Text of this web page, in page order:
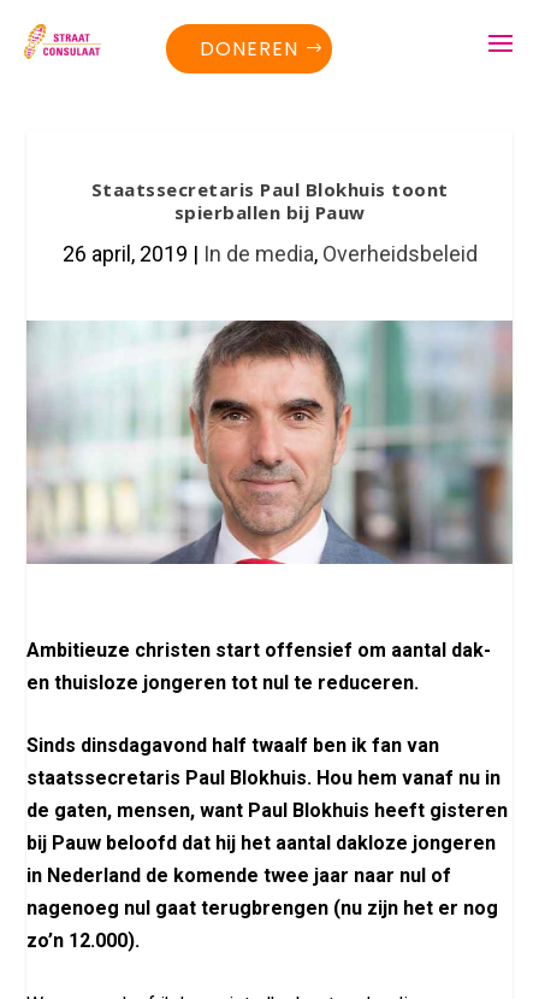
DONEREN
Staatssecretaris Paul Blokhuis toont
spierballen bij Pauw
26 april, 2019 | In de media, Overheidsbeleid
Ambitieuze christen start offensief om aantal dak-
en thuisloze jongeren tot nul te reduceren.
Sinds dinsdagavond half twaalf ben ik fan van
staatssecretaris Paul Blokhuis. Hou hem vanaf nu in
de gaten, mensen, want Paul Blokhuis heeft gisteren
bij Pauw beloofd dat hij het aantal dakloze jongeren
in Nederland de komende twee jaar naar nul of
nagenoeg nul gaat terugbrengen (nu zijn het er nog
zo’n 12.000).